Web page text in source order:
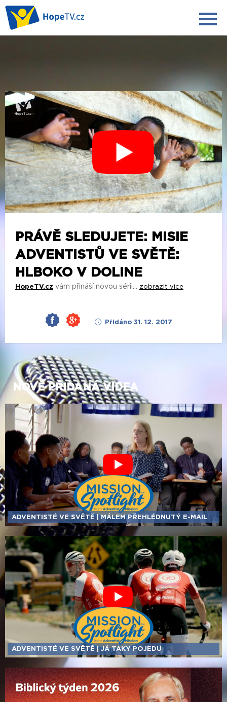
PRÁVĚ SLEDUJETE: MISIE
ADVENTISTŮ VE SVĚTĚ:
HLBOKO V DOLINE
HopeTV.cz vám přináší novou sérii... zobrazit více
Přidáno 31. 12. 2017
NOVĚ PŘIDANÁ VIDEA
ADVENTISTÉ VE SVĚTĚ | MÁLEM PŘEHLÉDNUTÝ E-MAIL
ADVENTISTÉ VE SVĚTĚ | JÁ TAKY POJEDU